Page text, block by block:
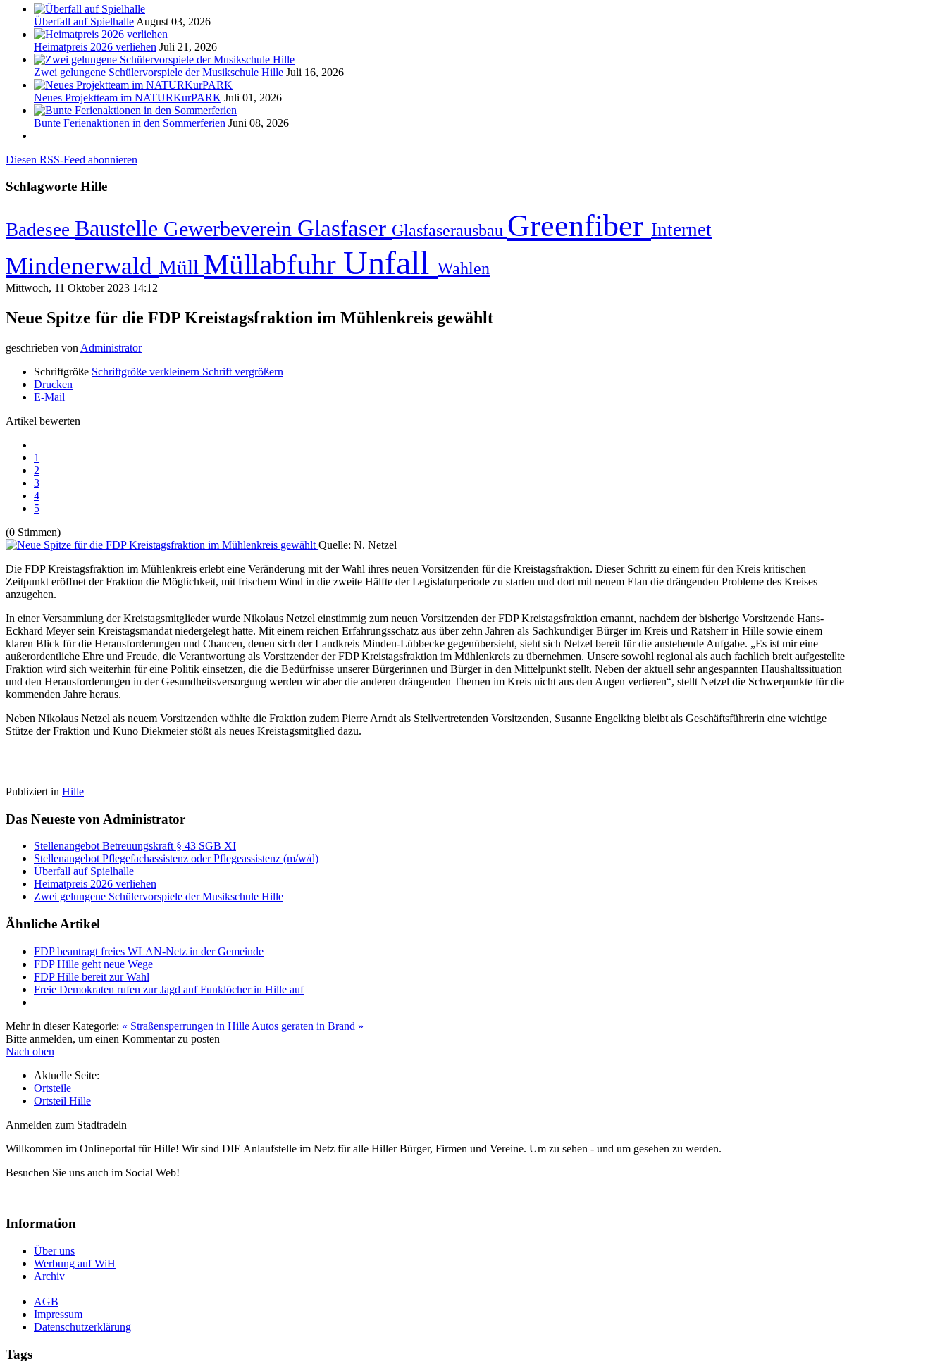
Überfall auf Spielhalle August 03, 2026
Heimatpreis 2026 verliehen Juli 21, 2026
Zwei gelungene Schülervorspiele der Musikschule Hille Juli 16, 2026
Neues Projektteam im NATURKurPARK Juli 01, 2026
Bunte Ferienaktionen in den Sommerferien Juni 08, 2026
Diesen RSS-Feed abonnieren
Schlagworte Hille
Badesee Baustelle Gewerbeverein Glasfaser Glasfaserausbau Greenfiber Internet
Mindenerwald Müll Müllabfuhr Unfall Wahlen
Mittwoch, 11 Oktober 2023 14:12
Neue Spitze für die FDP Kreistagsfraktion im Mühlenkreis gewählt
geschrieben von Administrator
Schriftgröße Schriftgröße verkleinern Schrift vergrößern
Drucken
E-Mail
Artikel bewerten
1
2
3
4
5
(0 Stimmen)
Quelle: N. Netzel
Die FDP Kreistagsfraktion im Mühlenkreis erlebt eine Veränderung mit der Wahl ihres neuen Vorsitzenden für die Kreistagsfraktion. Dieser Schritt zu einem für den Kreis kritischen
Zeitpunkt eröffnet der Fraktion die Möglichkeit, mit frischem Wind in die zweite Hälfte der Legislaturperiode zu starten und dort mit neuem Elan die drängenden Probleme des Kreises
anzugehen.
In einer Versammlung der Kreistagsmitglieder wurde Nikolaus Netzel einstimmig zum neuen Vorsitzenden der FDP Kreistagsfraktion ernannt, nachdem der bisherige Vorsitzende Hans-
Eckhard Meyer sein Kreistagsmandat niedergelegt hatte. Mit einem reichen Erfahrungsschatz aus über zehn Jahren als Sachkundiger Bürger im Kreis und Ratsherr in Hille sowie einem
klaren Blick für die Herausforderungen und Chancen, denen sich der Landkreis Minden-Lübbecke gegenübersieht, sieht sich Netzel bereit für die anstehende Aufgabe. „Es ist mir eine
außerordentliche Ehre und Freude, die Verantwortung als Vorsitzender der FDP Kreistagsfraktion im Mühlenkreis zu übernehmen. Unsere sowohl regional als auch fachlich breit aufgestellte
Fraktion wird sich weiterhin für eine Politik einsetzen, die die Bedürfnisse unserer Bürgerinnen und Bürger in den Mittelpunkt stellt. Neben der aktuell sehr angespannten Haushaltssituation
und den Herausforderungen in der Gesundheitsversorgung werden wir aber die anderen drängenden Themen im Kreis nicht aus den Augen verlieren“, stellt Netzel die Schwerpunkte für die
kommenden Jahre heraus.
Neben Nikolaus Netzel als neuem Vorsitzenden wählte die Fraktion zudem Pierre Arndt als Stellvertretenden Vorsitzenden, Susanne Engelking bleibt als Geschäftsführerin eine wichtige
Stütze der Fraktion und Kuno Diekmeier stößt als neues Kreistagsmitglied dazu.
Publiziert in Hille
Das Neueste von Administrator
Stellenangebot Betreuungskraft § 43 SGB XI
Stellenangebot Pflegefachassistenz oder Pflegeassistenz (m/w/d)
Überfall auf Spielhalle
Heimatpreis 2026 verliehen
Zwei gelungene Schülervorspiele der Musikschule Hille
Ähnliche Artikel
FDP beantragt freies WLAN-Netz in der Gemeinde
FDP Hille geht neue Wege
FDP Hille bereit zur Wahl
Freie Demokraten rufen zur Jagd auf Funklöcher in Hille auf
Mehr in dieser Kategorie: « Straßensperrungen in Hille Autos geraten in Brand »
Bitte anmelden, um einen Kommentar zu posten
Nach oben
Aktuelle Seite:
Ortsteile
Ortsteil Hille
Anmelden zum Stadtradeln
Willkommen im Onlineportal für Hille! Wir sind DIE Anlaufstelle im Netz für alle Hiller Bürger, Firmen und Vereine. Um zu sehen - und um gesehen zu werden.
Besuchen Sie uns auch im Social Web!
Information
Über uns
Werbung auf WiH
Archiv
AGB
Impressum
Datenschutzerklärung
Tags